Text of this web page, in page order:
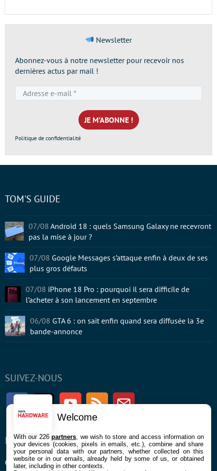
Newsletter
Abonnez-vous à notre newsletter pour recevoir nos
dernières actus par mail !
e-
mail
*
Politique de confidentialité
SUIVEZ-NOUS
FacebookTwitter Youtube RSS Newsletter
ENTREPRISE
Confidentialité et Cookies
À PROPOS
Contact
TOM'S GUIDE
07/08 Android 18 : quels Samsung Galaxy ne recevront
pas la mise à jour ?
07/08 Google Messages s’attaque enfin à deux de ses
plus gros défauts
07/08 iPhone 18 Pro : pourquoi il sera difficile de
l’acheter à son lancement en septembre
06/08 GTA 6 : on sait enfin quand sera diffusée la 3e
bande-annonce
Welcome
With our 226partners , we wish to store and access information on
your devices (cookies, pixels in emails, etc.), combine and share
your personal data with our partners, whether collected on this
website or in our emails, already held by some of us, or obtained
later, including in other contexts.